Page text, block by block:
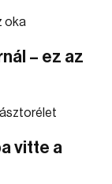
– ez az
vitte a